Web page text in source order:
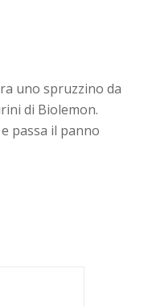
uno spruzzino da
di Biolemon.
passa il panno